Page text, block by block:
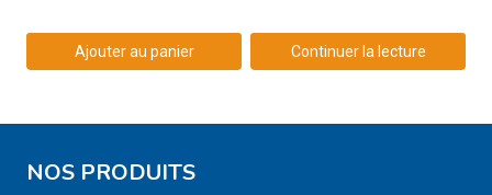
Ajouter au panier Continuer la lecture
NOS PRODUITS